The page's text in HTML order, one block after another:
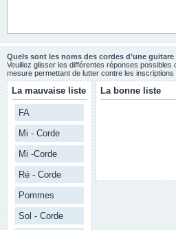
Quels sont les noms des cordes d’une guitare
Veuillez glisser les différentes réponses possibles
mesure permettant de lutter contre les inscriptions
La mauvaise liste
FA
Mi - Corde
Mi -Corde
Ré - Corde
Pommes
Sol - Corde
La bonne liste